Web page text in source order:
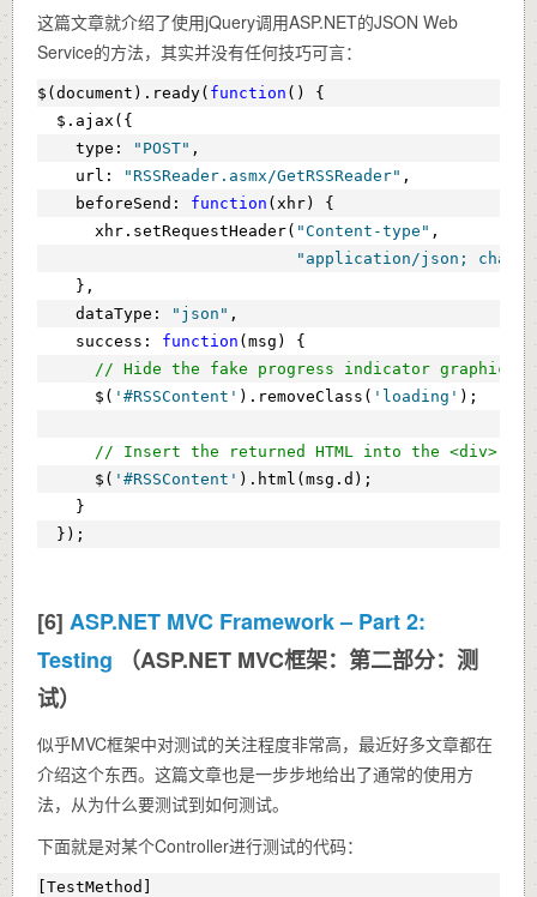
这篇文章就介绍了使用jQuery调用ASP.NET的JSON Web
Service的方法，其实并没有任何技巧可言：
$(document).ready( function () {
  $.ajax({
    type:
"POST" ,
    url:
"RSSReader.asmx/GetRSSReader" ,
    beforeSend:
function (xhr) {
      xhr.setRequestHeader(
"Content-type" ,
"application/json;
    },
    dataType:
"json" ,
    success:
function (msg) {
// Hide the fake progress indicator graphic.
      $(
'#RSSContent' ).removeClass( 'loading' );
// Insert the returned HTML into the <div>.
      $(
'#RSSContent' ).html(msg.d);
    }
  });
[6] ASP.NET MVC Framework – Part 2:
Testing （ASP.NET MVC框架：第二部分：测
试）
似乎MVC框架中对测试的关注程度非常高，最近好多文章都在
介绍这个东西。这篇文章也是一步步地给出了通常的使用方
法，从为什么要测试到如何测试。
下面就是对某个Controller进行测试的代码：
[TestMethod]